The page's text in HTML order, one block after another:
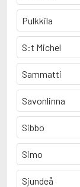
Pulkkila
S:t Michel
Sammatti
Savonlinna
Sibbo
Simo
Sjundeå